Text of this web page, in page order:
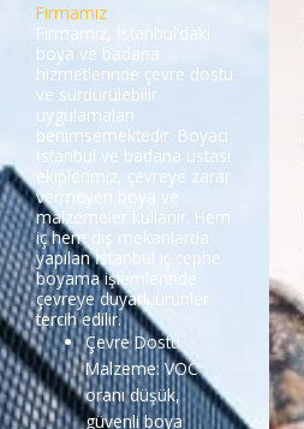
Firmamız
Firmamız, İstanbul’daki
boya ve badana
hizmetlerinde çevre dostu
ve sürdürülebilir
uygulamaları
benimsemektedir. Boyacı
İstanbul ve badana ustası
ekiplerimiz, çevreye zarar
vermeyen boya ve
malzemeler kullanır. Hem
iç hem dış mekanlarda
yapılan İstanbul iç cephe
boyama işlemlerinde
çevreye duyarlı ürünler
tercih edilir.
Çevre Dostu
Malzeme: VOC
oranı düşük,
güvenli boya